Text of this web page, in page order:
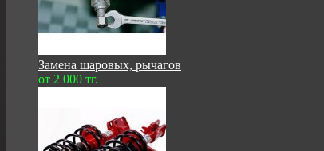
Замена шаровых, рычагов
от 2 000 тг.